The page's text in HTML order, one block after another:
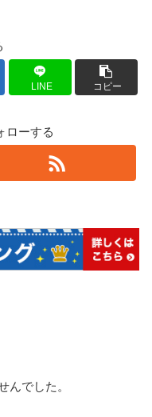
LINE コピー
ローする
んでした。